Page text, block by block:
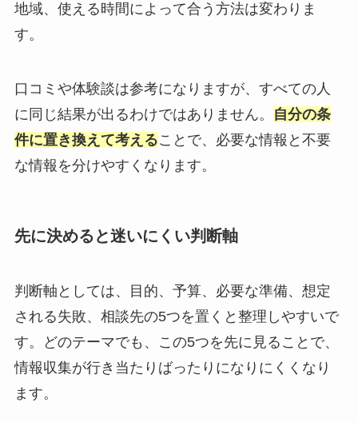
地域、使える時間によって合う方法は変わりま
す。
口コミや体験談は参考になりますが、すべての人
に同じ結果が出るわけではありません。
自分の条
件に置き換えて考えることで、必要な情報と不要
な情報を分けやすくなります。
先に決めると迷いにくい判断軸
判断軸としては、目的、予算、必要な準備、想定
される失敗、相談先の5つを置くと整理しやすいで
す。どのテーマでも、この5つを先に見ることで、
情報収集が行き当たりばったりになりにくくなり
ます。